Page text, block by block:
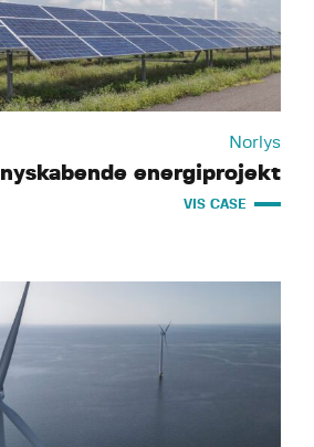
Norlys
nyskabende energiprojekt
VIS CASE